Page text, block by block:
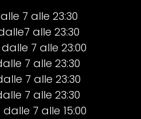
7 alle 23:30
alle 23:30
7 alle 23:00
7 alle 23:30
7 alle 23:30
7 alle 23:30
7 alle 15:00